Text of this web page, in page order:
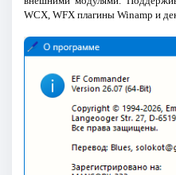
WCX, WFX плагины Winamp и